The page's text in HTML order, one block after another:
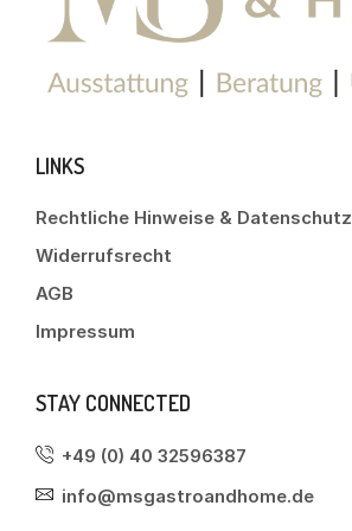
LINKS
Rechtliche Hinweise & Datenschutz
Widerrufsrecht
AGB
Impressum
STAY CONNECTED
+49 (0) 40 32596387
info@msgastroandhome.de